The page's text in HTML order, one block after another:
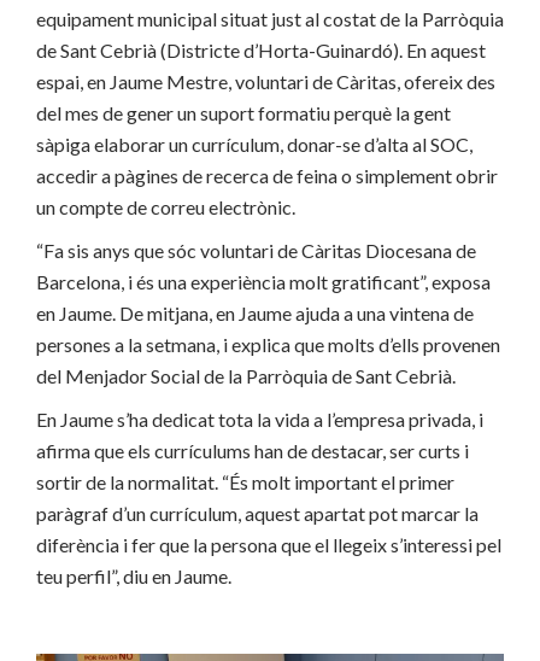
equipament municipal situat just al costat de la Parròquia
de Sant Cebrià (Districte d’Horta-Guinardó). En aquest
espai, en Jaume Mestre, voluntari de Càritas, ofereix des
del mes de gener un suport formatiu perquè la gent
sàpiga elaborar un currículum, donar-se d’alta al SOC,
accedir a pàgines de recerca de feina o simplement obrir
un compte de correu electrònic.
“Fa sis anys que sóc voluntari de Càritas Diocesana de
Barcelona, i és una experiència molt gratificant”, exposa
en Jaume. De mitjana, en Jaume ajuda a una vintena de
persones a la setmana, i explica que molts d’ells provenen
del Menjador Social de la Parròquia de Sant Cebrià.
En Jaume s’ha dedicat tota la vida a l’empresa privada, i
afirma que els currículums han de destacar, ser curts i
sortir de la normalitat. “És molt important el primer
paràgraf d’un currículum, aquest apartat pot marcar la
diferència i fer que la persona que el llegeix s’interessi pel
teu perfil”, diu en Jaume.